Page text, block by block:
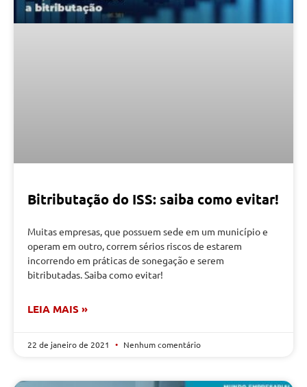
Bitributação do ISS: saiba como evitar!
Muitas empresas, que possuem sede em um município e
operam em outro, correm sérios riscos de estarem
incorrendo em práticas de sonegação e serem
bitributadas. Saiba como evitar!
LEIA MAIS »
22 de janeiro de 2021 Nenhum comentário